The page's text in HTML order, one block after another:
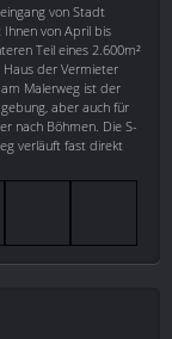
von Stadt
von April bis
Teil eines 2.600m²
der Vermieter
Malerweg ist der
aber auch für
nach Böhmen. Die S-
verläuft fast direkt